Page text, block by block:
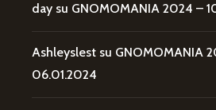
day su GNOMOMANIA 2024 –
Ashleyslest su GNOMOMANIA
06.01.2024